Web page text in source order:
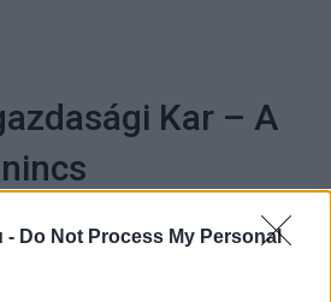
- Do Not Process My Personal
Kar – A